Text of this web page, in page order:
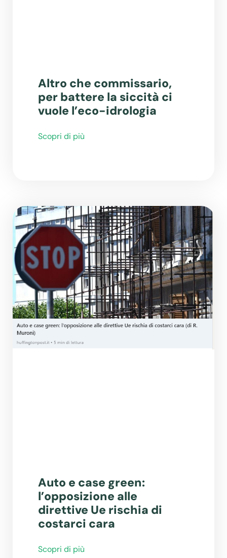
Altro che commissario,
per battere la siccità ci
vuole l’eco-idrologia
Scopri di più
Auto e case green:
l’opposizione alle
direttive Ue rischia di
costarci cara
Scopri di più